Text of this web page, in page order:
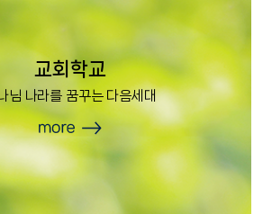
교회학교
님 나라를 꿈꾸는 다음세대